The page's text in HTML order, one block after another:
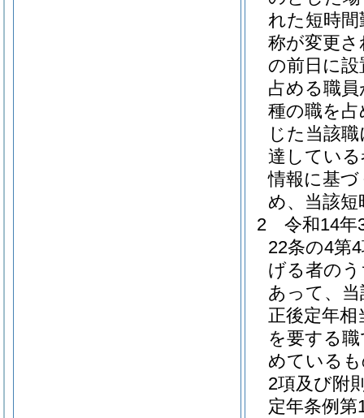
れた短時
称が変更
の前日に
占める職
種の職を
じた当該
達してい
情報に基
め、当該
2
令和14年
22条の4第
げる者の
あって、
正後定年相
を要する
めている
2項及び附
定年条例